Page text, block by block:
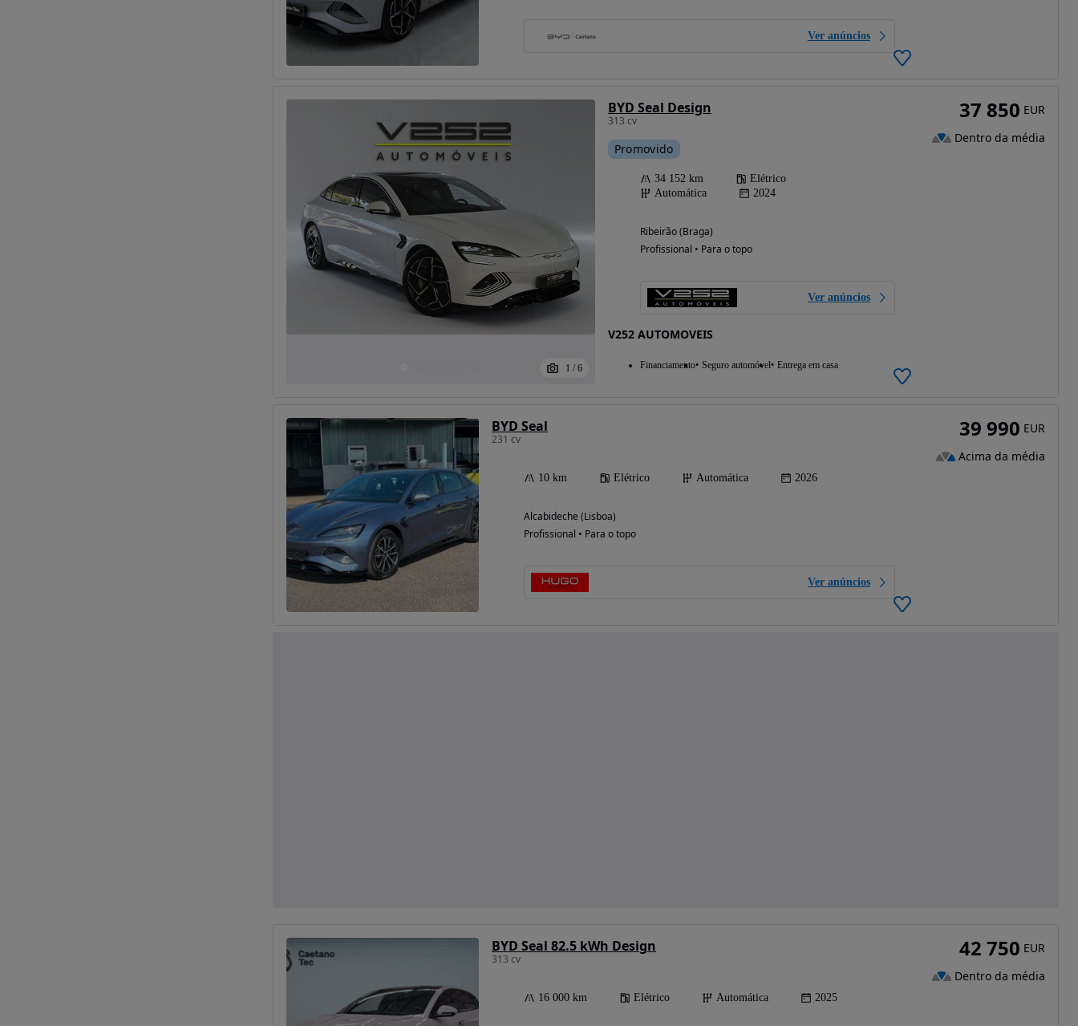
Ver anúncios
1 / 6
BYD Seal Design
313 cv
Promovido
34 152 km
Elétrico
Automática
2024
Ribeirão (Braga)
Profissional • Para o topo
Ver anúncios
V252 AUTOMOVEIS
Financiamento Seguro automóvel Entrega em casa
37 850 EUR
Dentro da média
BYD Seal
231 cv
10 km Elétrico Automática 2026
Alcabideche (Lisboa)
Profissional • Para o topo
Ver anúncios
39 990 EUR
Acima da média
BYD Seal 82.5 kWh Design
313 cv
16 000 km Elétrico Automática 2025
42 750 EUR
Dentro da média